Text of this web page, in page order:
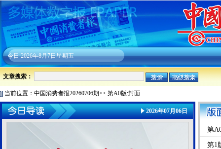
今日2026年8月7日星期五
文章搜索：
当前位置： 中国消费者报20260706期>> 第A0版:封面
2026年07月06日
第
第1